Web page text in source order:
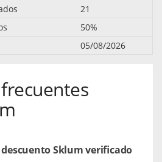
21
50%
05/08/2026
Sklum verificado